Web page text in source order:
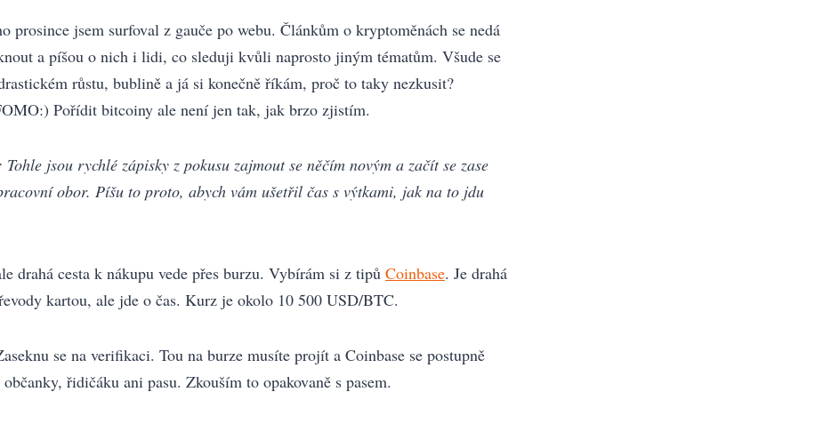
prosince jsem surfoval z gauče po webu. Článkům o kryptoměnách se nedá
a píšou o nich i lidi, co sleduji kvůli naprosto jiným tématům. Všude se
růstu, bublině a já si konečně říkám, proč to taky nezkusit?
Pořídit bitcoiny ale není jen tak, jak brzo zjistím.
jsou rychlé zápisky z pokusu zajmout se něčím novým a začít se zase
obor. Píšu to proto, abych vám ušetřil čas s výtkami, jak na to jdu
drahá cesta k nákupu vede přes burzu. Vybírám si z tipů Coinbase. Je drahá
kartou, ale jde o čas. Kurz je okolo 10 500 USD/BTC.
se na verifikaci. Tou na burze musíte projít a Coinbase se postupně
řidičáku ani pasu. Zkouším to opakovaně s pasem.